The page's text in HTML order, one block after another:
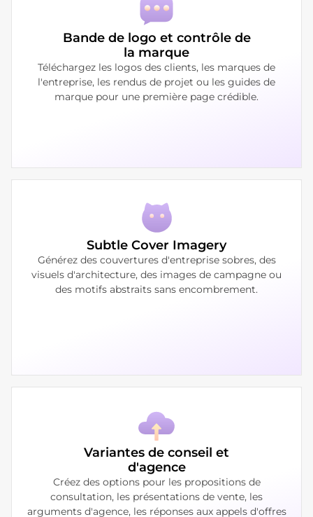
Bande de logo et contrôle de
la marque
Téléchargez les logos des clients, les marques de
l'entreprise, les rendus de projet ou les guides de
marque pour une première page crédible.
Subtle Cover Imagery
Générez des couvertures d'entreprise sobres, des
visuels d'architecture, des images de campagne ou
des motifs abstraits sans encombrement.
Variantes de conseil et
d'agence
Créez des options pour les propositions de
consultation, les présentations de vente, les
arguments d'agence, les réponses aux appels d'offres